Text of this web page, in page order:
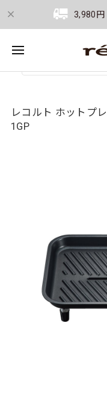
3,980円
レコルト ホットプ
1GP